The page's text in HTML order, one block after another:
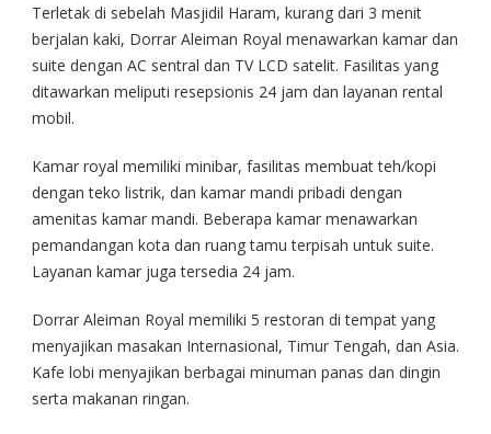
Terletak di sebelah Masjidil Haram, kurang dari 3 menit
berjalan kaki, Dorrar Aleiman Royal menawarkan kamar dan
suite dengan AC sentral dan TV LCD satelit. Fasilitas yang
ditawarkan meliputi resepsionis 24 jam dan layanan rental
mobil.
Kamar royal memiliki minibar, fasilitas membuat teh/kopi
dengan teko listrik, dan kamar mandi pribadi dengan
amenitas kamar mandi. Beberapa kamar menawarkan
pemandangan kota dan ruang tamu terpisah untuk suite.
Layanan kamar juga tersedia 24 jam.
Dorrar Aleiman Royal memiliki 5 restoran di tempat yang
menyajikan masakan Internasional, Timur Tengah, dan Asia.
Kafe lobi menyajikan berbagai minuman panas dan dingin
serta makanan ringan.